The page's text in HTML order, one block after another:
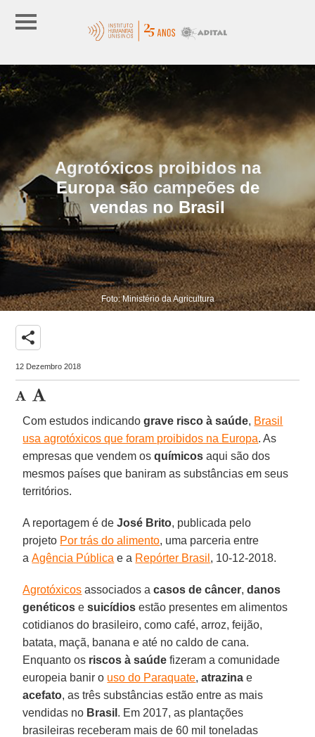
Agrotóxicos proibidos na
Europa são campeões de
vendas no Brasil
Foto: Ministério da Agricultura
share
12 Dezembro 2018
Com estudos indicandograve risco à saúde, Brasil
usa agrotóxicos que foram proibidos na Europa. As
empresas que vendem osquímicos aqui são dos
mesmos países que baniram as substâncias em seus
territórios.
A reportagem é de José Brito, publicada pelo
projeto Por trás do alimento, uma parceria entre
aAgência Pública e a Repórter Brasil , 10-12-2018.
Agrotóxicos associados acasos de câncer,danos
genéticos esuicídios estão presentes em alimentos
cotidianos do brasileiro, como café, arroz, feijão,
batata, maçã, banana e até no caldo de cana.
Enquanto os riscos à saúde fizeram a comunidade
europeia banir o uso do Paraquate,atrazina e
acefato, as três substâncias estão entre as mais
vendidas no Brasil . Em 2017, as plantações
brasileiras receberam mais de 60 mil toneladas